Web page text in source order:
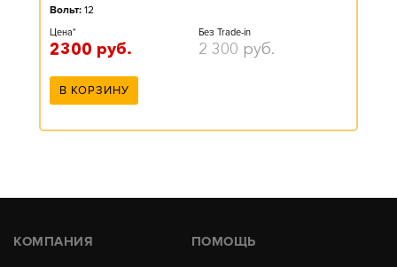
Вольт: 12
Цена*
2300 руб.
Без Trade-in
2 300 руб.
В КОРЗИНУ
КОМПАНИЯ ПОМОЩЬ